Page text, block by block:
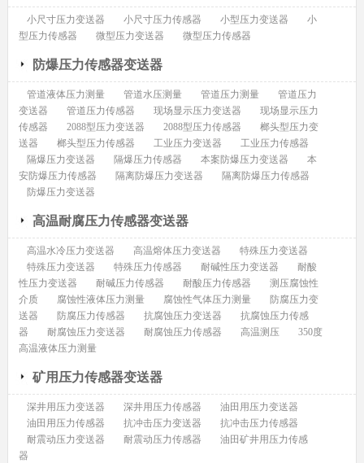
小尺寸压力变送器 小尺寸压力传感器 小型压力变送器
小
型压力传感器
微型压力变送器 微型压力传感器
防爆压力传感器变送器
管道液体压力测量 管道水压测量 管道压力测量
管道压力
变送器
管道压力传感器 现场显示压力变送器
现场显示压力
传感器
2088型压力变送器 2088型压力传感器
榔头型压力变
送器
榔头型压力传感器 工业压力变送器
工业压力传感器
隔爆压力变送器
隔爆压力传感器 本案防爆压力变送器
本
安防爆压力传感器
隔离防爆压力变送器
隔离防爆压力传感器
防爆压力变送器
高温耐腐压力传感器变送器
高温水冷压力变送器 高温熔体压力变送器
特殊压力变送器
特殊压力变送器
特殊压力传感器 耐碱性压力变送器
耐酸
性压力变送器
耐碱压力传感器 耐酸压力传感器
测压腐蚀性
介质
腐蚀性液体压力测量 腐蚀性气体压力测量
防腐压力变
送器
防腐压力传感器 抗腐蚀压力变送器
抗腐蚀压力传感
器
耐腐蚀压力变送器 耐腐蚀压力传感器 高温测压
350度
高温液体压力测量
矿用压力传感器变送器
深井用压力变送器 深井用压力传感器
油田用压力变送器
油田用压力传感器
抗冲击压力变送器
抗冲击压力传感器
耐震动压力变送器
耐震动压力传感器
油田矿井用压力传感
器